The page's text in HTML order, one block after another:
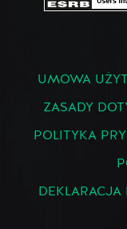
UMOWA
ZASADY
POLITYKA
DEKLARACJA